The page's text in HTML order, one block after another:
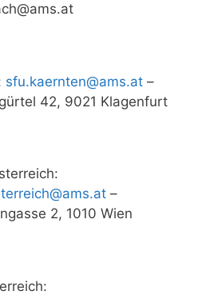
sfu.kaernten@ams.at –
42, 9021 Klagenfurt
–
2, 1010 Wien